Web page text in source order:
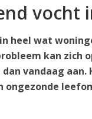
vocht
heel wat
kan zich
vandaag
ongezonde